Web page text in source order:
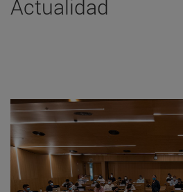
Actualidad